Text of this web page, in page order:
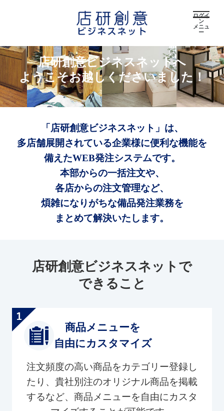
ログイ
ン
メニュ
ー
店研創意ビジネスネットへ
ようこそお越しくださいました！
「店研創意ビジネスネット」は、
多店舗展開されている企業様に便利な機能を
備えたWEB発注システムです。
本部からの一括注文や、
各店からの注文管理など、
煩雑になりがちな備品発注業務を
まとめて解決いたします。
店研創意ビジネスネットで
できること
商品メニューを
自由にカスタマイズ
注文頻度の高い商品をカテゴリー登録し
たり、貴社別注のオリジナル商品を掲載
するなど、商品メニューを自由にカスタ